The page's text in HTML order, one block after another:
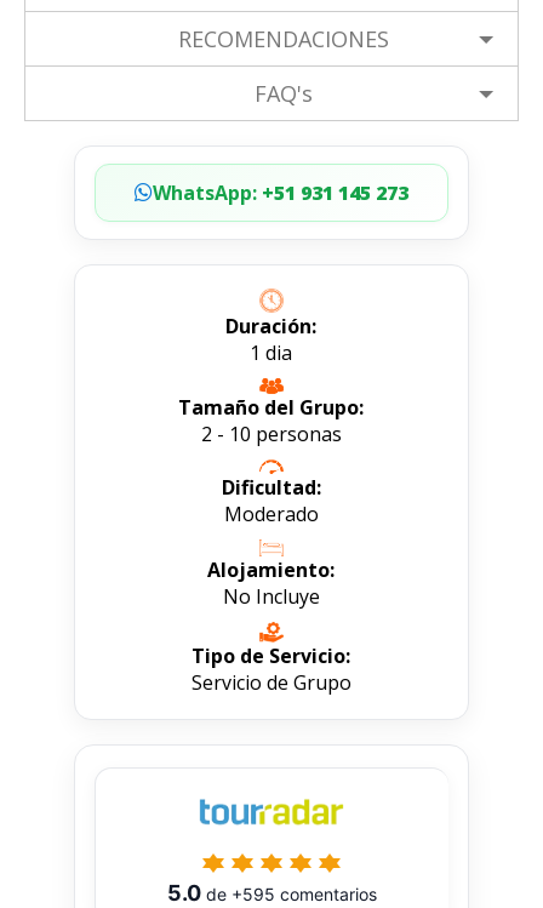
RECOMENDACIONES
FAQ's
WhatsApp:+51 931 145 273
Duración:
1 dia
Tamaño del Grupo:
2 - 10 personas
Dificultad:
Moderado
Alojamiento:
No Incluye
Tipo de Servicio:
Servicio de Grupo
5.0de +595 comentarios